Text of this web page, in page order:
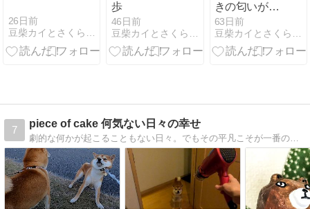
26日前
歩
46日前
きの匂いがす
る
63日前
7
piece of cake 何気ない日々の幸せ
劇的な何かが起こることもない日々。でもその平凡こそが一番の幸せなのだと気づくと楽しい毎日になる。５０歳を過ぎて少しずつ断捨離を開始。余計な物は処分して、お気に入りに囲まれて暮らしたい。